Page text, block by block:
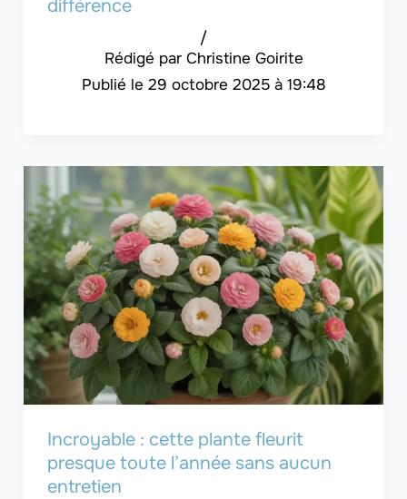
différence
Christine Goirite
/
29 octobre 2025 à 19:48
Incroyable : cette plante fleurit
presque toute l’année sans aucun
entretien